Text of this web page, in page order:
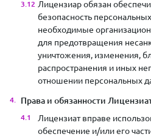
Лицензиар обязан
безопасность
необходимые
для предотвращения
уничтожения, изменения,
распространения и иных
отношении персональных
Права и обязанности
Лицензиат вправе
обеспечение и/или его